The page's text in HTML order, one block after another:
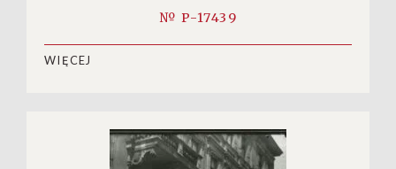
№ P-17439
WIĘCEJ